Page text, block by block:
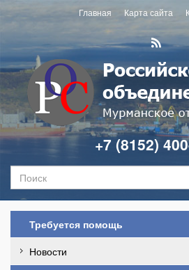
Главная Карта сайта
+7 (8152)
Требуется помощь
Новости